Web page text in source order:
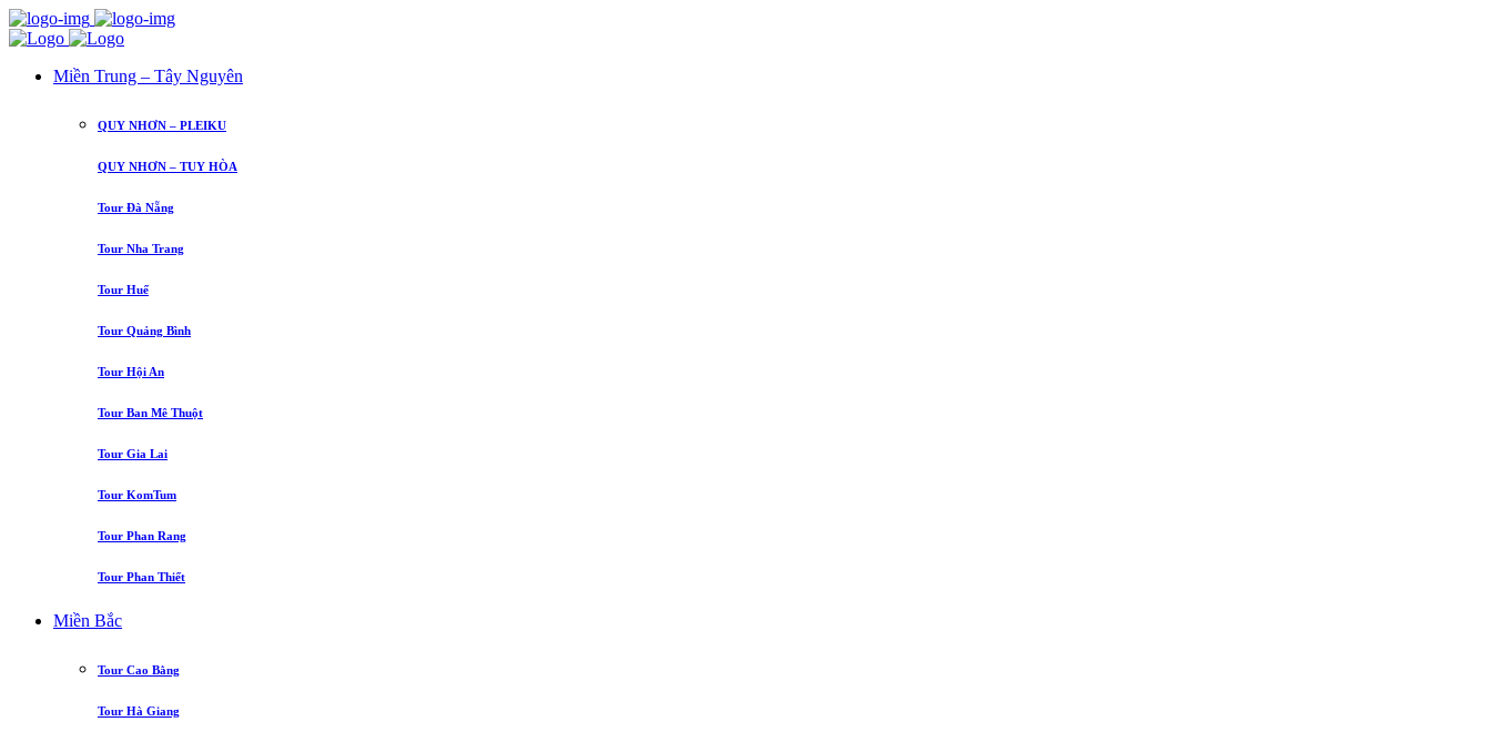
Miền Trung – Tây Nguyên
QUY NHƠN – PLEIKU
QUY NHƠN – TUY HÒA
Tour Đà Nẵng
Tour Nha Trang
Tour Huế
Tour Quảng Bình
Tour Hội An
Tour Ban Mê Thuột
Tour Gia Lai
Tour KomTum
Tour Phan Rang
Tour Phan Thiết
Miền Bắc
Tour Cao Bằng
Tour Hà Giang